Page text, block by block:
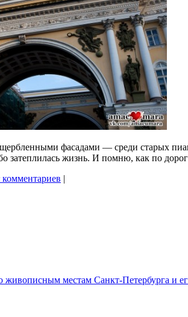
фасадами — среди старых
затеплилась жизнь. И помню, как по
|
живописным местам Санкт-Петербурга и